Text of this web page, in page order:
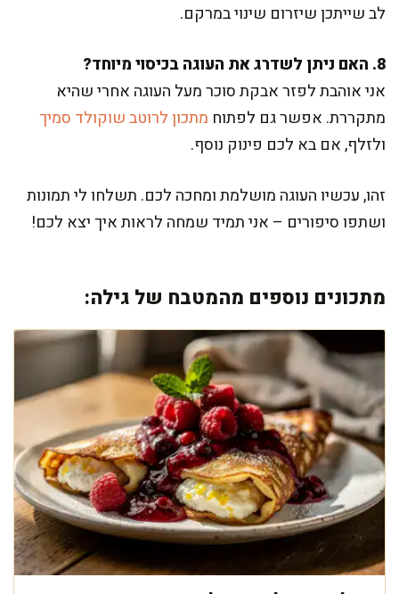
לב שייתכן שיזרום שינוי במרקם.
8. האם ניתן לשדרג את העוגה בכיסוי מיוחד?
אני אוהבת לפזר אבקת סוכר מעל העוגה אחרי שהיא
מתקררת. אפשר גם לפתוח מתכון לרוטב שוקולד סמיך
ולזלף, אם בא לכם פינוק נוסף.
זהו, עכשיו העוגה מושלמת ומחכה לכם. תשלחו לי תמונות
ושתפו סיפורים – אני תמיד שמחה לראות איך יצא לכם!
מתכונים נוספים מהמטבח של גילה: